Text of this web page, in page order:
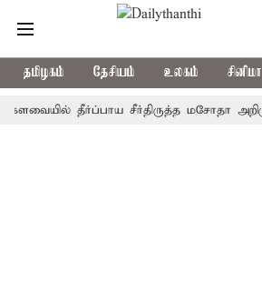
தமிழகம் தேசியம் உலகம் சினிமா
தீர்ப்பாய சீர்திருத்த மசோதா அறிமுகம்